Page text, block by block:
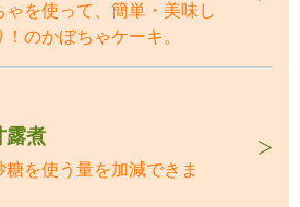
を使って、簡単・美味し
のかぼちゃケーキ。
露煮
を使う量を加減できま